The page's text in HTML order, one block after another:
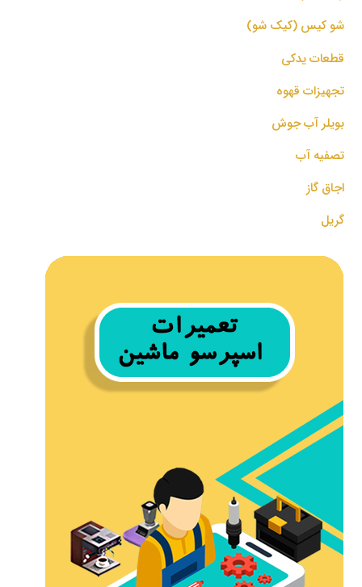
شو کیس (کیک شو)
قطعات یدکی
تجهیزات قهوه
بویلر آب جوش
تصفیه آب
اجاق گاز
گریل